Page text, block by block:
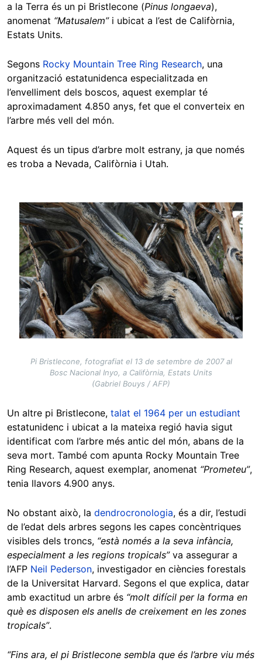
a la Terra és un pi Bristlecone (Pinus longaeva),
anomenat “Matusalem”i ubicat a l’est de Califòrnia,
Estats Units.
Segons Rocky Mountain Tree Ring Research, una
organització estatunidenca especialitzada en
l’envelliment dels boscos, aquest exemplar té
aproximadament 4.850 anys, fet que el converteix en
l’arbre més vell del món.
Aquest és un tipus d’arbre molt estrany, ja que només
es troba a Nevada, Califòrnia i Utah.
Image
Pi Bristlecone, fotografiat el 13 de setembre de 2007 al
Bosc Nacional Inyo, a Califòrnia, Estats Units
(Gabriel Bouys / AFP)
Un altre pi Bristlecone, talat el 1964 per un estudiant
estatunidenc i ubicat a la mateixa regió havia sigut
identificat com l’arbre més antic del món, abans de la
seva mort. També com apunta Rocky Mountain Tree
Ring Research, aquest exemplar, anomenat “Prometeu”,
tenia llavors 4.900 anys.
No obstant això, la dendrocronologia, és a dir, l’estudi
de l’edat dels arbres segons les capes concèntriques
visibles dels troncs, “està només a la seva infància,
especialment a les regions tropicals”va assegurar a
l’AFP Neil Pederson, investigador en ciències forestals
de la Universitat Harvard. Segons el que explica, datar
amb exactitud un arbre és “molt difícil per la forma en
què es disposen els anells de creixement en les zones
tropicals”.
“Fins ara, el pi Bristlecone sembla que és l’arbre viu més